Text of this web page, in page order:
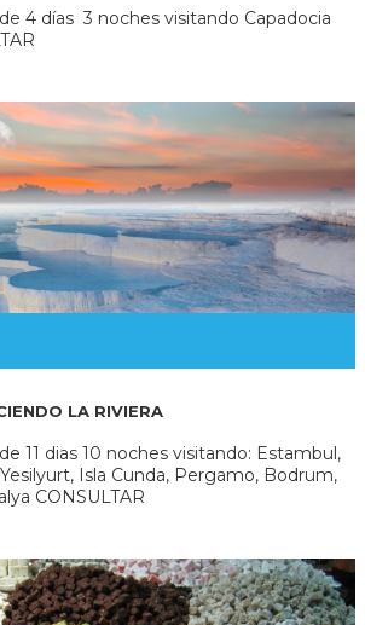
4 días 3 noches visitando Capadocia
LA RIVIERA
11 dias 10 noches visitando: Estambul,
Isla Cunda, Pergamo, Bodrum,
CONSULTAR